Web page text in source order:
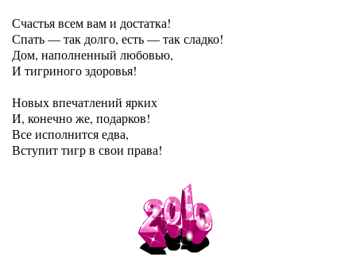
Счастья всем вам и достатка!
Спать — так долго, есть — так сладко!
Дом, наполненный любовью,
И тигриного здоровья!
Новых впечатлений ярких
И, конечно же, подарков!
Все исполнится едва,
Вступит тигр в свои права!